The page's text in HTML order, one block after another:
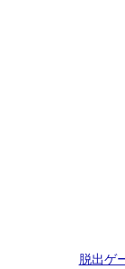
脱出ゲ